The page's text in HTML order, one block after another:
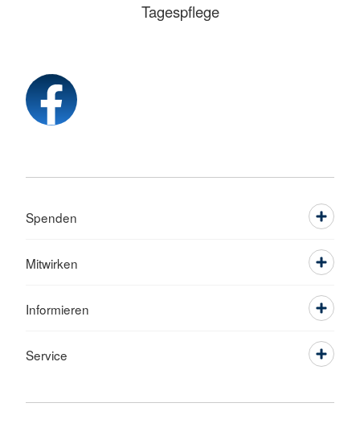
Tagespflege
Spenden
Mitwirken
Informieren
Service